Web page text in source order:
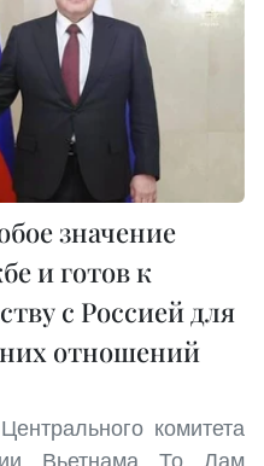
значение
и готов к
с Россией для
отношений
комитета